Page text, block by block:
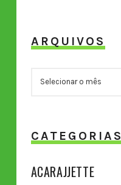
ARQUIVOS
CATEGORIAS
ACARAJJETTE